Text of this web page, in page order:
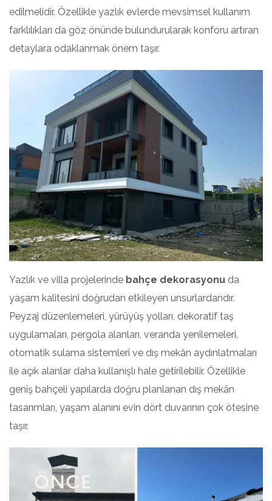
edilmelidir. Özellikle yazlık evlerde mevsimsel kullanım
farklılıkları da göz önünde bulundurularak konforu artıran
detaylara odaklanmak önem taşır.
Yazlık ve villa projelerinde bahçe dekorasyonu da
yaşam kalitesini doğrudan etkileyen unsurlardandır.
Peyzaj düzenlemeleri, yürüyüş yolları, dekoratif taş
uygulamaları, pergola alanları, veranda yenilemeleri,
otomatik sulama sistemleri ve dış mekân aydınlatmaları
ile açık alanlar daha kullanışlı hale getirilebilir. Özellikle
geniş bahçeli yapılarda doğru planlanan dış mekân
tasarımları, yaşam alanını evin dört duvarının çok ötesine
taşır.